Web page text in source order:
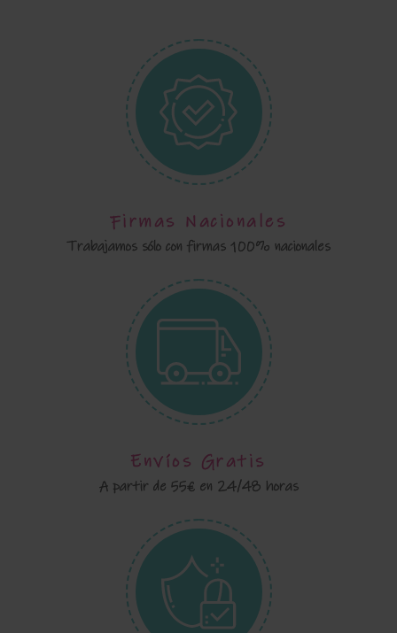
Firmas Nacionales
Trabajamos sólo con firmas 100% nacionales
Envíos Gratis
A partir de 55€ en 24/48 horas